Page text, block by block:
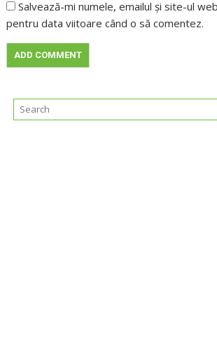
Salvează-mi numele, emailul și site-ul
pentru data viitoare când o să comentez.